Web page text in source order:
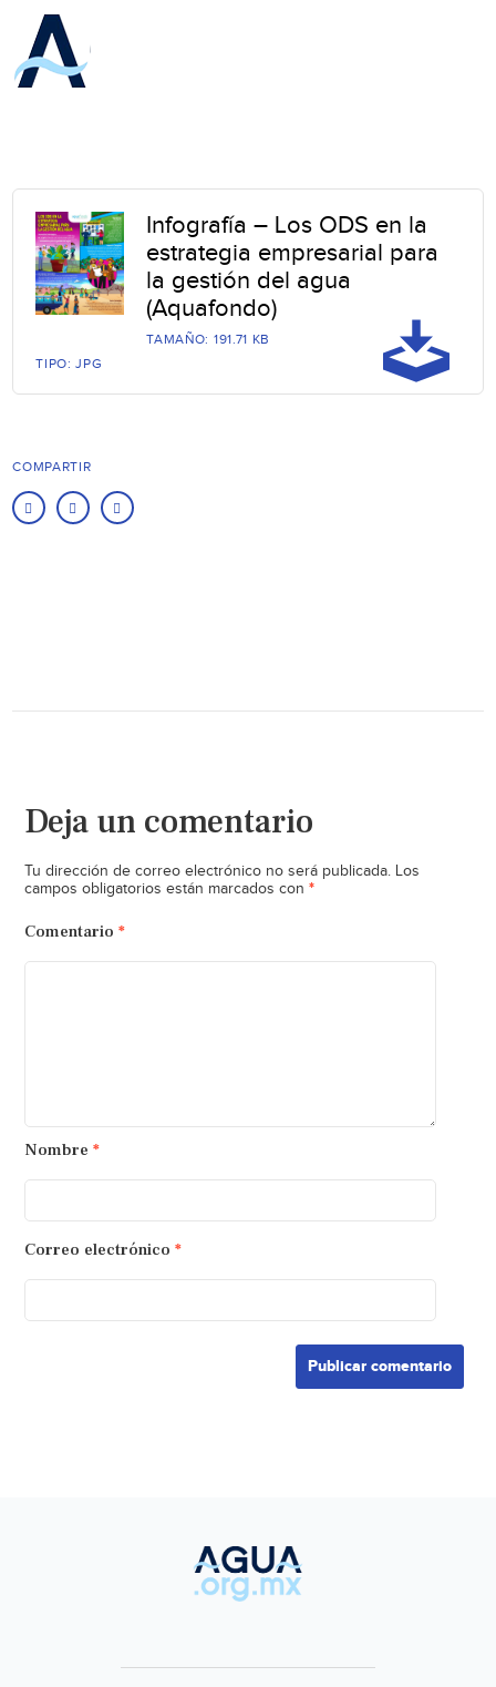
Infografía – Los ODS en la
estrategia empresarial para
la gestión del agua
(Aquafondo)
TAMAÑO: 191.71 KB
TIPO: JPG
COMPARTIR
Deja un comentario
Tu dirección de correo electrónico no será publicada. Los
campos obligatorios están marcados con *
Comentario *
Nombre *
Correo electrónico *